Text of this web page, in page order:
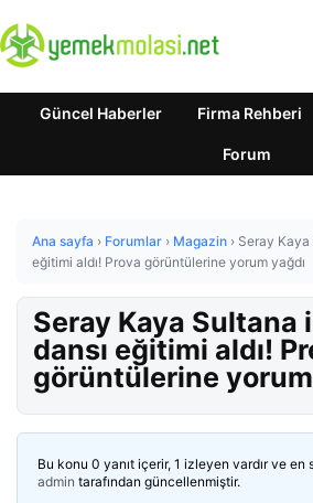
Güncel Haberler Firma Rehberi
Forum
Ana sayfa › Forumlar › Magazin › Seray Kaya
eğitimi aldı! Prova görüntülerine yorum yağdı
Seray Kaya Sultana
dansı eğitimi aldı!
görüntülerine yorum
Bu konu 0 yanıt içerir, 1 izleyen vardır ve en
admin tarafından güncellenmiştir.